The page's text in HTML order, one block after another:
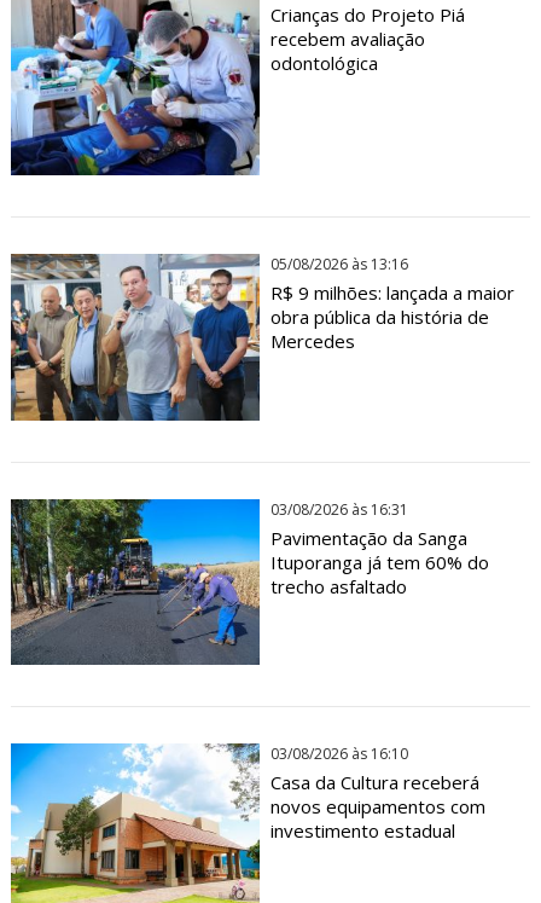
Crianças do Projeto Piá
recebem avaliação
odontológica
05/08/2026 às 13:16
R$ 9 milhões: lançada a maior
obra pública da história de
Mercedes
03/08/2026 às 16:31
Pavimentação da Sanga
Ituporanga já tem 60% do
trecho asfaltado
03/08/2026 às 16:10
Casa da Cultura receberá
novos equipamentos com
investimento estadual